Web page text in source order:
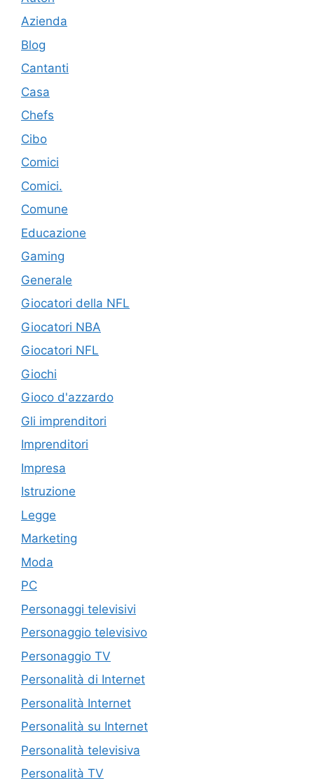
Azienda
Blog
Cantanti
Casa
Chefs
Cibo
Comici
Comici.
Comune
Educazione
Gaming
Generale
Giocatori della NFL
Giocatori NBA
Giocatori NFL
Giochi
Gioco d'azzardo
Gli imprenditori
Imprenditori
Impresa
Istruzione
Legge
Marketing
Moda
PC
Personaggi televisivi
Personaggio televisivo
Personaggio TV
Personalità di Internet
Personalità Internet
Personalità su Internet
Personalità televisiva
Personalità TV